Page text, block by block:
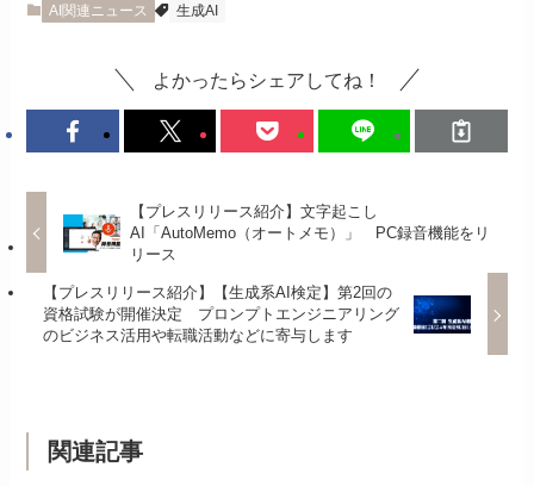
AI関連ニュース 生成AI
よかったらシェアしてね！
【プレスリリース紹介】文字起こし
AI「AutoMemo（オートメモ）」 PC録音機能をリ
リース
【プレスリリース紹介】【生成系AI検定】第2回の
資格試験が開催決定 プロンプトエンジニアリング
のビジネス活用や転職活動などに寄与します
関連記事